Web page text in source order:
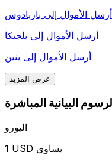
أرسل الأموال إلى باربادوس
أرسل الأموال إلى بلجيكا
أرسل الأموال إلى بنين
عرض المزيد
اليورو
1 USD يساوي